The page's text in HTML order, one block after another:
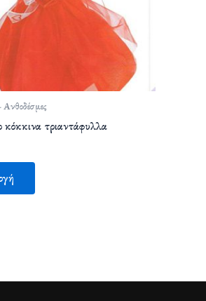
τριαντάφυλλα